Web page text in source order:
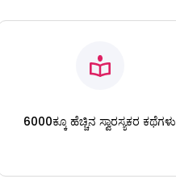
6000ಕ್ಕೂ ಹೆಚ್ಚಿನ ಸ್ವಾರಸ್ಯಕರ ಕಥೆಗಳು